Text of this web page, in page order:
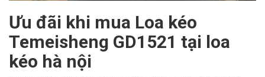
Ưu đãi khi mua Loa kéo
Temeisheng GD1521 tại loa
kéo hà nội